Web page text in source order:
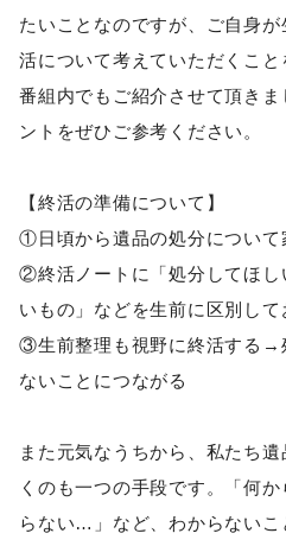
たいことなのですが、ご自身
活について考えていただくこと
番組内でもご紹介させて頂き
ントをぜひご参考ください。
【終活の準備について】
①日頃から遺品の処分について
②終活ノートに「処分してほし
いもの」などを生前に区別して
③生前整理も視野に終活する→
ないことにつながる
また元気なうちから、私たち
くのも一つの手段です。「何
らない…」など、わからないこ